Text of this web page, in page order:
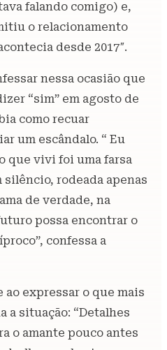
falando comigo) e,
o relacionamento
desde 2017″.
nessa ocasião que
“sim” em agosto de
como recuar
um escândalo. “ Eu
que vivi foi uma farsa
silêncio, rodeada apenas
de verdade, na
possa encontrar o
confessa a
ao expressar o que mais
a situação: “Detalhes
o amante pouco antes